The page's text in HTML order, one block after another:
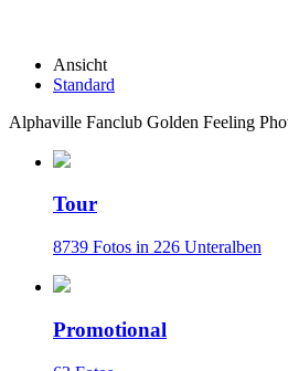
Ansicht
Standard
Alphaville Fanclub Golden Feeling
Tour
8739 Fotos in 226 Unteralben
Promotional